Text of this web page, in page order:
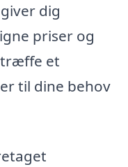
dig
priser og
træffe et
til dine behov